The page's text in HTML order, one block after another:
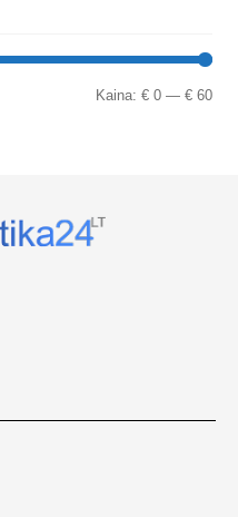
ilgį.
Min
Kaina:€ 0 —€ 60